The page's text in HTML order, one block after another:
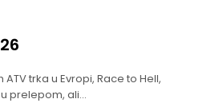
trka u Evropi, Race to Hell,
prelepom, ali...